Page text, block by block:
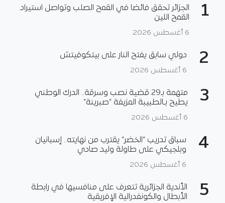
1
الجزائر تحقق فائضا في القمح الصلب وتواصل استيراد
القمح اللين
6 أغسطس 2026
2 دولي سابق يفتح النار على بيتكوفيتش
6 أغسطس 2026
3
متهمة بـ29 قضية نصب وسرقة.. الدرك الوطني
يطيح بـالطبيبة المزيفة “صبرينة”
6 أغسطس 2026
4
سباق تدريب “الخضر” يقترب من نهايته.. إسبانيان
وبلجيكي على طاولة وليد صادي
6 أغسطس 2026
5
الأندية الجزائرية تتعرف على منافسيها في رابطة
الأبطال والكونفدرالية الإفريقية